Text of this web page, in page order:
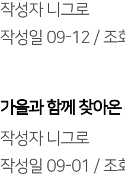
작성자 니그로
작성일 09-12 / 조
가을과 함께 찾아
작성자 니그로
작성일 09-01 / 조